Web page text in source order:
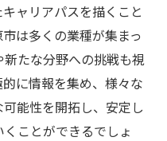
手引き
させる秘訣
る際のポイント
ンを活用する
べき業種とその理由
ャリアパスを描くこと
は多くの業種が集まっ
たな分野への挑戦も視
に情報を集め、様々な
能性を開拓し、安定し
ことができるでしょ